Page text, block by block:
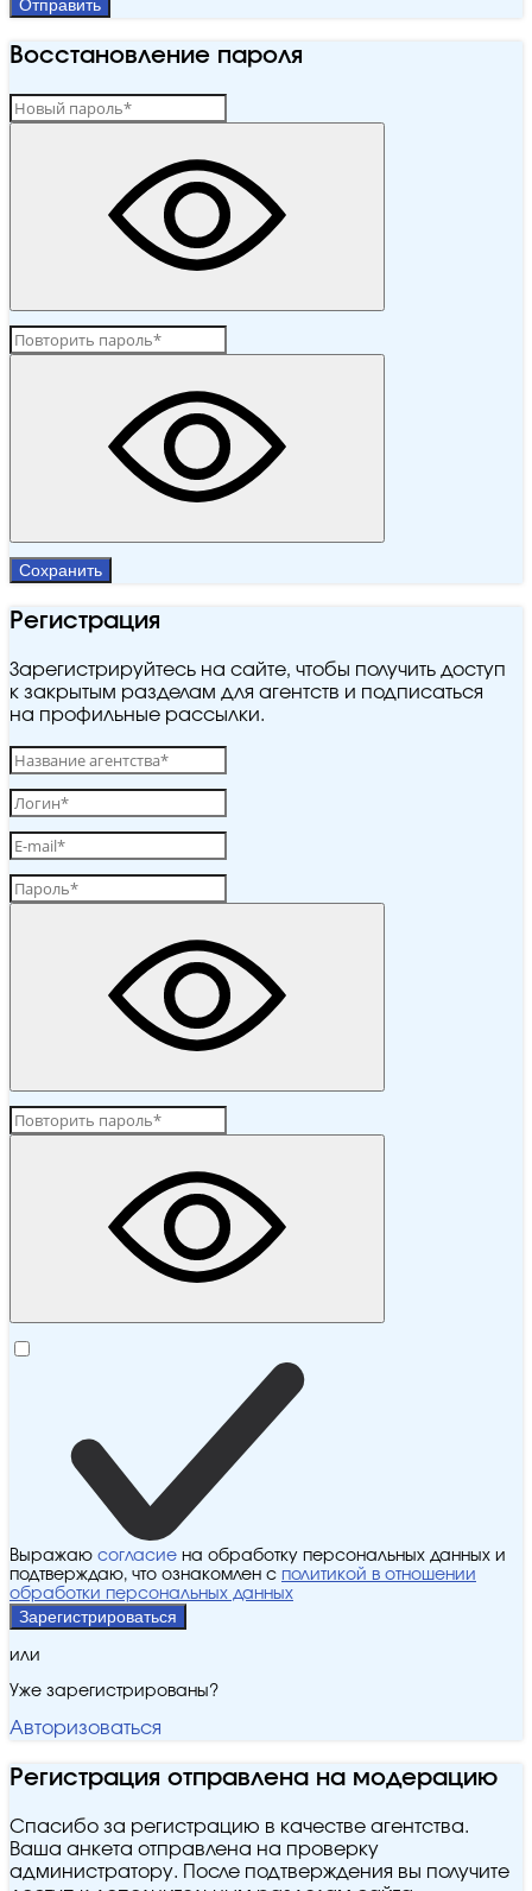
Отправить
Восстановление пароля
Сохранить
Регистрация
Зарегистрируйтесь на сайте, чтобы получить доступ
к закрытым разделам для агентств и подписаться
на профильные рассылки.
Выражаю согласие на обработку персональных данных и
подтверждаю, что ознакомлен с политикой в отношении
обработки персональных данных
Зарегистрироваться
или
Уже зарегистрированы?
Авторизоваться
Регистрация отправлена на модерацию
Спасибо за регистрацию в качестве агентства.
Ваша анкета отправлена на проверку
администратору. После подтверждения вы получите